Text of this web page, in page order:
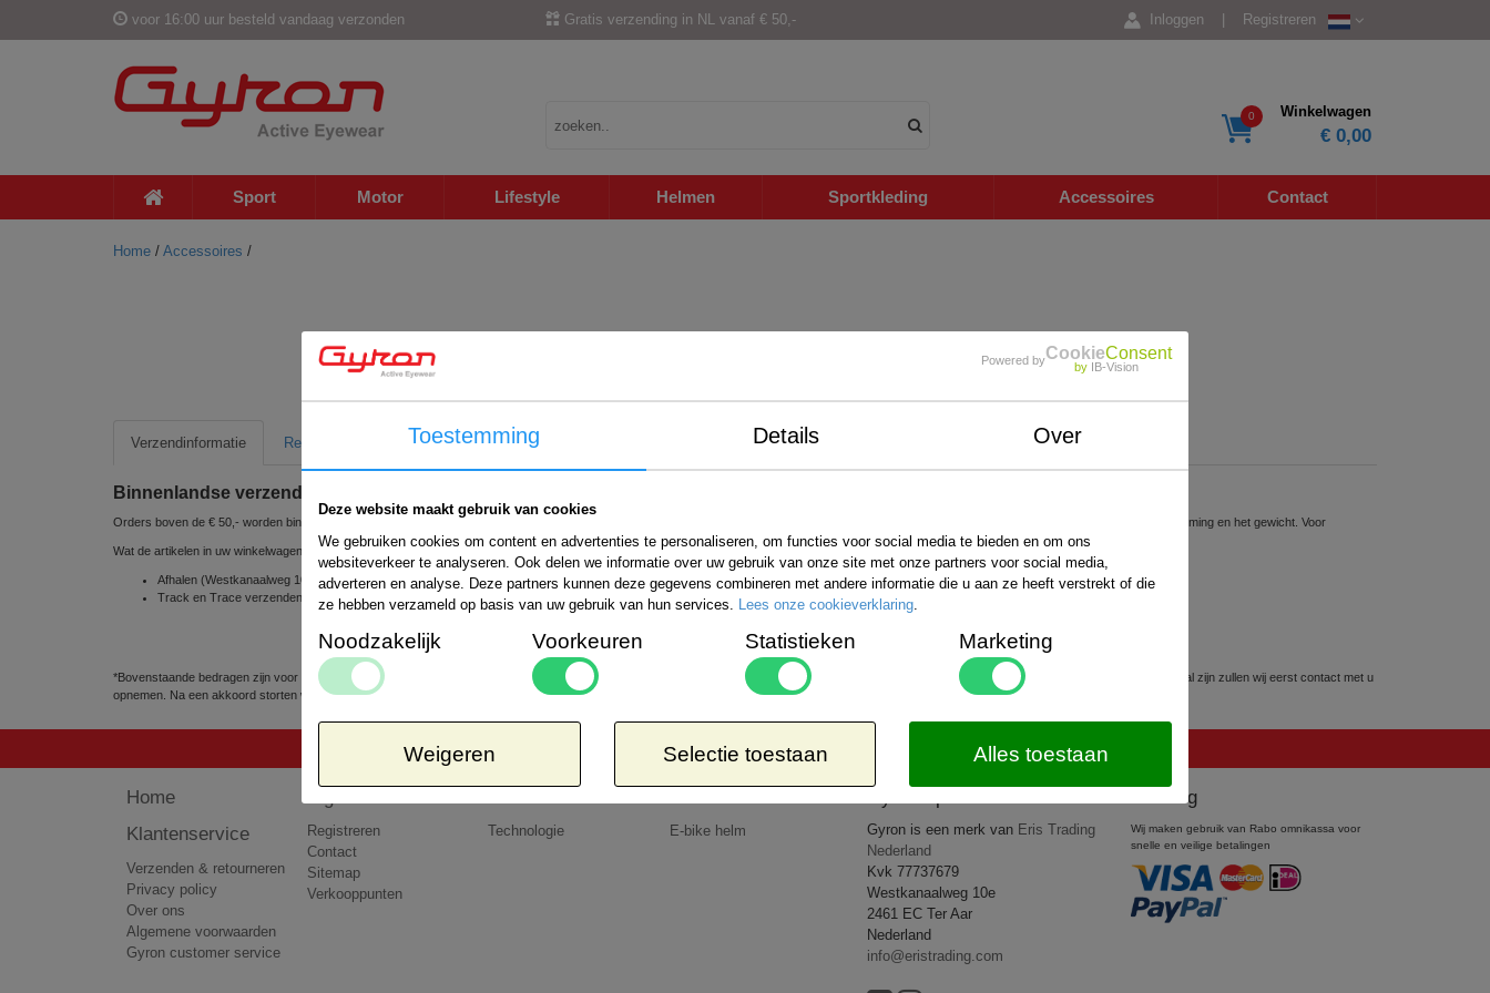
voor 16:00 uur besteld vandaag verzonden Gratis verzending in NL vanaf € 50,- Inloggen Registreren
0 Winkelwagen
€ 0,00
Sport Motor Lifestyle Helmen Sportkleding Accessoires Contact
Home / Accessoires /
Verzendinformatie Retour informatie
Binnenlandse verzending
Orders boven de € 50,- worden binnen Nederland gratis verzonden
Wat de artikelen in uw winkelwagen betreft, kunt u uit de volgende verzendmogelijkheden binnen Nederland kiezen:
Afhalen (Westkanaalweg 10e, 2461 EC Ter Aar, Nederland) => Kosteloos
Track en Trace verzenden via POSTNL 1 á 2 werkdagen => € 8,50*
Bestelling verzenden wij wereldwijd. De kosten hiervoor hangt af van de bestemming en het gewicht. Voor
uitgebreide informatie kunt u kijken op de website vanPostNL
Aangetekend
-EUR 1 => € 21,65*
-EUR 2 => € 26,65*
-WERELD => € 35,95*
*Bovenstaande bedragen zijn voor pakketten tot 5kg. Het kan voorkomen dat de door u bestelde goederen lichter zijn dan 5kg of op een goedkopere wijze verzonden kunnen worden. Mocht dit het geval zijn zullen wij eerst contact met u
opnemen. Na een akkoord storten wij het teveel betaalde bedrag terug op uw rekening.
All rights reserved2026 © www.gyronsport.nl
Home
Klantenservice
Verzenden & retourneren
Privacy policy
Over ons
Algemene voorwaarden
Gyron customer service
Registreren
Contact
Sitemap
Verkooppunten
Technologie E-bike helm Gyron is een merk van Eris Trading
Nederland
Kvk 77737679
Westkanaalweg 10e
2461 EC Ter Aar
Nederland
info@eristrading.com
Betaling
Wij maken gebruik van Rabo omnikassa voor
snelle en veilige betalingen
Powered byCookieConsent
by IB-Vision
Toestemming Details Over
Deze website maakt gebruik van cookies
We gebruiken cookies om content en advertenties te personaliseren, om functies voor social media te bieden en om ons
websiteverkeer te analyseren. Ook delen we informatie over uw gebruik van onze site met onze partners voor social media,
adverteren en analyse. Deze partners kunnen deze gegevens combineren met andere informatie die u aan ze heeft verstrekt of die
ze hebben verzameld op basis van uw gebruik van hun services. Lees onze cookieverklaring.
Noodzakelijk Voorkeuren Statistieken Marketing
Weigeren Selectie toestaan Alles toestaan